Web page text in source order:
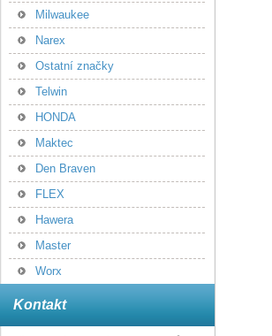
Milwaukee
Narex
Ostatní značky
Telwin
HONDA
Maktec
Den Braven
FLEX
Hawera
Master
Worx
Kontakt